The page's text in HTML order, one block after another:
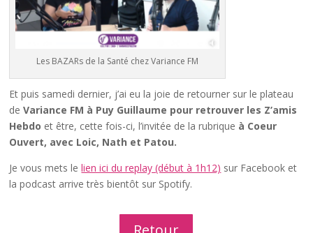
Les BAZARs de la Santé chez Variance FM
Et puis samedi dernier, j’ai eu la joie de retourner sur le plateau
deVariance FM à Puy Guillaume pour retrouver les Z’amis
Hebdo et être, cette fois-ci, l’invitée de la rubrique à Coeur
Ouvert, avec Loic, Nath et Patou.
Je vous mets lelien ici du replay (début à 1h12) sur Facebook et
la podcast arrive très bientôt sur Spotify.